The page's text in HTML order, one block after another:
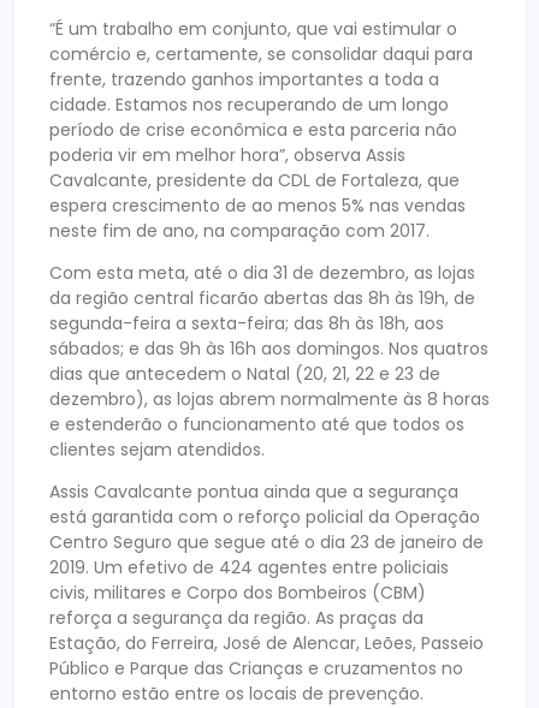
“É um trabalho em conjunto, que vai estimular o
comércio e, certamente, se consolidar daqui para
frente, trazendo ganhos importantes a toda a
cidade. Estamos nos recuperando de um longo
período de crise econômica e esta parceria não
poderia vir em melhor hora”, observa Assis
Cavalcante, presidente da CDL de Fortaleza, que
espera crescimento de ao menos 5% nas vendas
neste fim de ano, na comparação com 2017.
Com esta meta, até o dia 31 de dezembro, as lojas
da região central ficarão abertas das 8h às 19h, de
segunda-feira a sexta-feira; das 8h às 18h, aos
sábados; e das 9h às 16h aos domingos. Nos quatros
dias que antecedem o Natal (20, 21, 22 e 23 de
dezembro), as lojas abrem normalmente às 8 horas
e estenderão o funcionamento até que todos os
clientes sejam atendidos.
Assis Cavalcante pontua ainda que a segurança
está garantida com o reforço policial da Operação
Centro Seguro que segue até o dia 23 de janeiro de
2019. Um efetivo de 424 agentes entre policiais
civis, militares e Corpo dos Bombeiros (CBM)
reforça a segurança da região. As praças da
Estação, do Ferreira, José de Alencar, Leões, Passeio
Público e Parque das Crianças e cruzamentos no
entorno estão entre os locais de prevenção.